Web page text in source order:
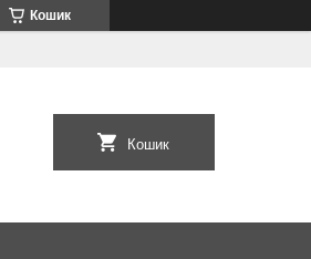
Кошик
Кошик